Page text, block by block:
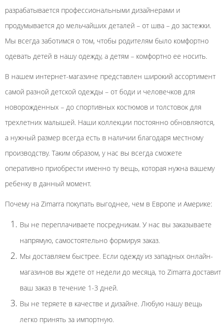
разрабатывается профессиональными дизайнерами и
продумывается до мельчайших деталей – от шва – до застежки.
Мы всегда заботимся о том, чтобы родителям было комфортно
одевать детей в нашу одежду, а детям – комфортно ее носить.
В нашем интернет-магазине представлен широкий ассортимент
самой разной детской одежды – от боди и человечков для
новорожденных – до спортивных костюмов и толстовок для
трехлетних малышей. Наши коллекции постоянно обновляются,
а нужный размер всегда есть в наличии благодаря местному
производству. Таким образом, у нас вы всегда сможете
оперативно приобрести именно ту вещь, которая нужна вашему
ребенку в данный момент.
Почему на Zimarra покупать выгоднее, чем в Европе и Америке:
Вы не переплачиваете посредникам. У нас вы заказываете
напрямую, самостоятельно формируя заказ.
Мы доставляем быстрее. Если одежду из западных онлайн-
магазинов вы ждете от недели до месяца, то Zimarra доставит
ваш заказ в течение 1-3 дней.
Вы не теряете в качестве и дизайне. Любую нашу вещь
легко принять за импортную.